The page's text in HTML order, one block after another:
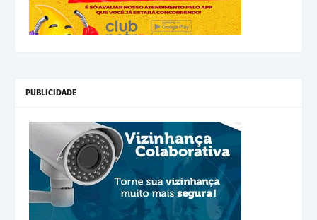
PUBLICIDADE